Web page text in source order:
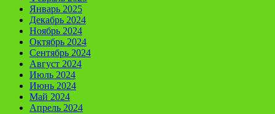
Январь 2025
Декабрь 2024
Ноябрь 2024
Октябрь 2024
Сентябрь 2024
Август 2024
Июль 2024
Июнь 2024
Май 2024
Апрель 2024